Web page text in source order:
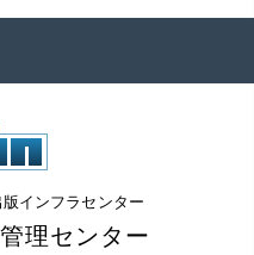
版インフラセンター
理センター